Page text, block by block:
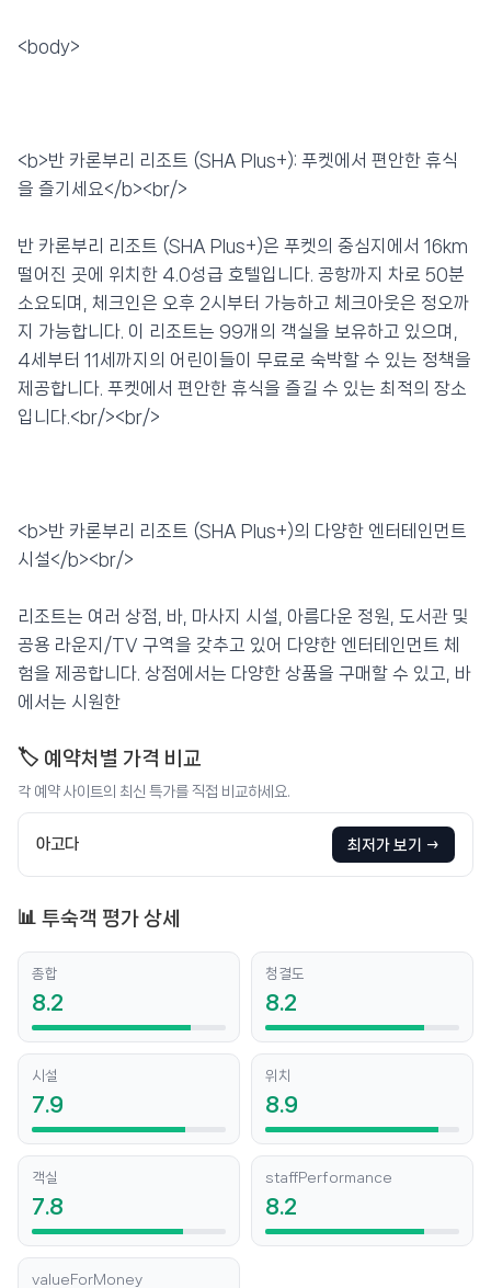
<body>
<b>반 카론부리 리조트 (SHA Plus+): 푸켓에서 편안한 휴식
을 즐기세요</b><br/>
반 카론부리 리조트 (SHA Plus+)은 푸켓의 중심지에서 16km
떨어진 곳에 위치한 4.0성급 호텔입니다. 공항까지 차로 50분
소요되며, 체크인은 오후 2시부터 가능하고 체크아웃은 정오까
지 가능합니다. 이 리조트는 99개의 객실을 보유하고 있으며,
4세부터 11세까지의 어린이들이 무료로 숙박할 수 있는 정책을
제공합니다. 푸켓에서 편안한 휴식을 즐길 수 있는 최적의 장소
입니다.<br/><br/>
<b>반 카론부리 리조트 (SHA Plus+)의 다양한 엔터테인먼트
시설</b><br/>
리조트는 여러 상점, 바, 마사지 시설, 아름다운 정원, 도서관 및
공용 라운지/TV 구역을 갖추고 있어 다양한 엔터테인먼트 체
험을 제공합니다. 상점에서는 다양한 상품을 구매할 수 있고, 바
에서는 시원한
🏷️ 예약처별 가격 비교
각 예약 사이트의 최신 특가를 직접 비교하세요.
아고다 최저가 보기 →
📊 투숙객 평가 상세
종합
8.2
청결도
8.2
시설
7.9
위치
8.9
객실
7.8
staffPerformance
8.2
valueForMoney